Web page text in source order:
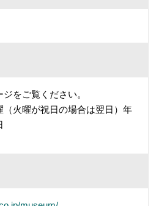
をご覧ください。
（火曜が祝日の場合は翌日）年